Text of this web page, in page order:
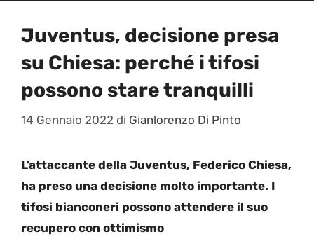
Juventus, decisione presa
su Chiesa: perché i tifosi
possono stare tranquilli
14 Gennaio 2022 di Gianlorenzo Di Pinto
L’attaccante della Juventus, Federico Chiesa,
ha preso una decisione molto importante. I
tifosi bianconeri possono attendere il suo
recupero con ottimismo